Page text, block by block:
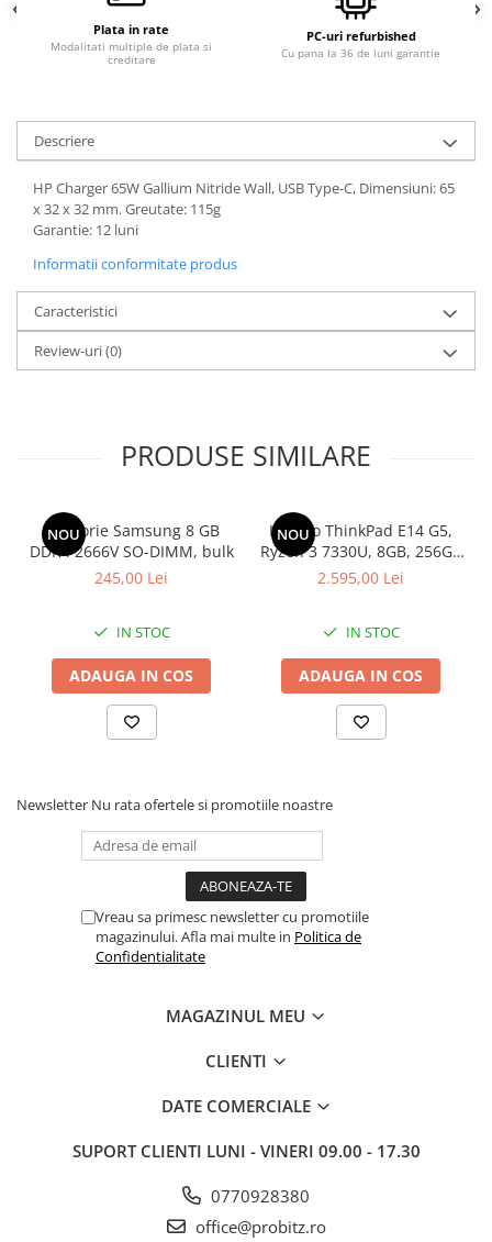
Componente Renew/Refurbished
Placi VIDEO
PC All-in-One
Calculatoare All-in-One NOI
All-in-One REFURBISHED
Calculatoare All-in-One RENEW
Monitoare
Monitoare NOI
Monitoare Refurbished
Monitoare Second-Hand
Hard Disk-uri SERVER
Accesorii server
Cabinete metalice
Memorii RAM Server
Procesoare server
Sisteme server
Stabilizatoare de tensiune
Periferice PC
Hard Disk-uri & SSD-uri externe
Accesorii UPS-uri
Statii GRAFICE Refurbished
Accesorii Printing
Plata in rate
Modalitati multiple de plata si
creditare
PC-uri refurbished
Cu pana la 36 de luni garantie
Descriere
HP Charger 65W Gallium Nitride Wall, USB Type-C, Dimensiuni: 65
x 32 x 32 mm. Greutate: 115g
Garantie: 12 luni
Informatii conformitate produs
Caracteristici
Review-uri(0)
PRODUSE SIMILARE
NOU
Memorie Samsung 8 GB
DDR4 2666V SO-DIMM, bulk
245,00 Lei
IN STOC
ADAUGA IN COS
NOU
Lenovo ThinkPad E14 G5,
Ryzen 3 7330U, 8GB, 256GB
SSD, Win 11 Pro
2.595,00 Lei
IN STOC
ADAUGA IN COS
Newsletter Nu rata ofertele si promotiile noastre
Vreau sa primesc newsletter cu promotiile
magazinului. Afla mai multe in Politica de
Confidentialitate
MAGAZINUL MEU
CLIENTI
DATE COMERCIALE
SUPORT CLIENTI LUNI - VINERI 09.00 - 17.30
0770928380
office@probitz.ro